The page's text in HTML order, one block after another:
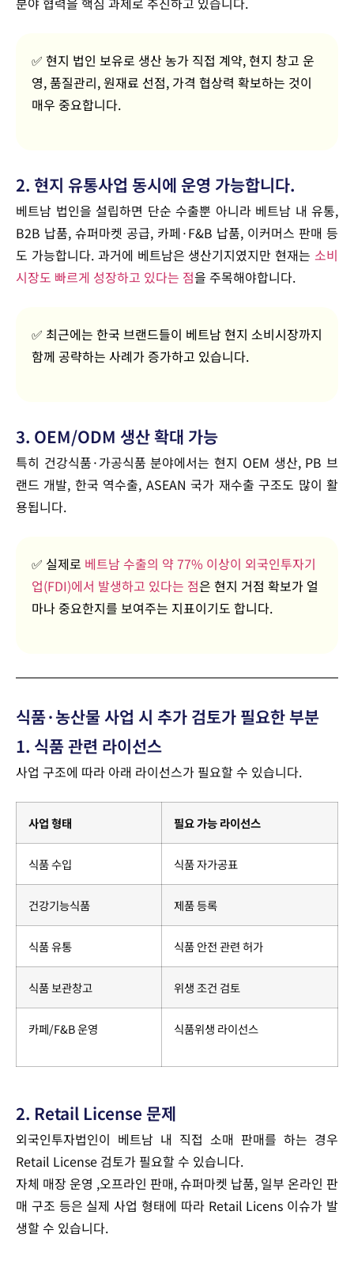
✅ 현지 법인 보유로 생산 농가 직접 계약, 현지 창고 운
영, 품질관리, 원재료 선점, 가격 협상력 확보하는 것이
매우 중요합니다.
2. 현지 유통사업 동시에 운영 가능합니다.
베트남 법인을 설립하면 단순 수출뿐 아니라 베트남 내 유통,
B2B 납품, 슈퍼마켓 공급, 카페·F&B 납품, 이커머스 판매 등
도 가능합니다. 과거에 베트남은 생산기지였지만 현재는 소비
시장도 빠르게 성장하고 있다는 점을 주목해야합니다.
✅ 최근에는 한국 브랜드들이 베트남 현지 소비시장까지
함께 공략하는 사례가 증가하고 있습니다.
3. OEM/ODM 생산 확대 가능
특히 건강식품·가공식품 분야에서는 현지 OEM 생산, PB 브
랜드 개발, 한국 역수출, ASEAN 국가 재수출 구조도 많이 활
용됩니다.
✅ 실제로 베트남 수출의 약 77% 이상이 외국인투자기
업(FDI)에서 발생하고 있다는 점은 현지 거점 확보가 얼
마나 중요한지를 보여주는 지표이기도 합니다.
식품·농산물 사업 시 추가 검토가 필요한 부분
1. 식품 관련 라이선스
사업 구조에 따라 아래 라이선스가 필요할 수 있습니다.
사업 형태 필요 가능 라이선스
식품 수입 식품 자가공표
건강기능식품 제품 등록
식품 유통 식품 안전 관련 허가
식품 보관창고 위생 조건 검토
카페/F&B 운영 식품위생 라이선스
2. Retail License 문제
외국인투자법인이 베트남 내 직접 소매 판매를 하는 경우
Retail License 검토가 필요할 수 있습니다.
자체 매장 운영 ,오프라인 판매, 슈퍼마켓 납품, 일부 온라인 판
매 구조 등은 실제 사업 형태에 따라 Retail Licens 이슈가 발
생할 수 있습니다.